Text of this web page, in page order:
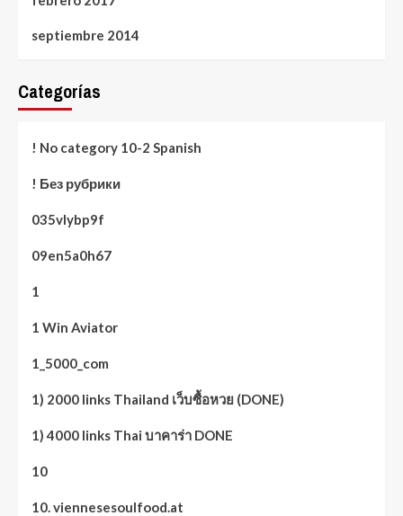
septiembre 2014
Categorías
! No category 10-2 Spanish
! Без рубрики
035vlybp9f
09en5a0h67
1
1 Win Aviator
1_5000_com
1) 2000 links Thailand เว็บซื้อหวย (DONE)
1) 4000 links Thai บาคาร่า DONE
10
10. viennesesoulfood.at